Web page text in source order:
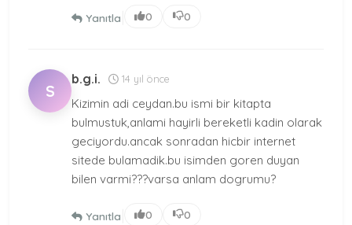
Yanıtla 0 0
S
b.g.i. 14 yıl önce
Kizimin adi ceydan.bu ismi bir kitapta
bulmustuk,anlami hayirli bereketli kadin olarak
geciyordu.ancak sonradan hicbir internet
sitede bulamadik.bu isimden goren duyan
bilen varmi???varsa anlam dogrumu?
Yanıtla 0 0